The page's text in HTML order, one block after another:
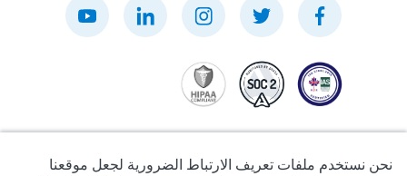
نحن نستخدم ملفات تعريف الارتباط الضرورية لجعل موقعنا